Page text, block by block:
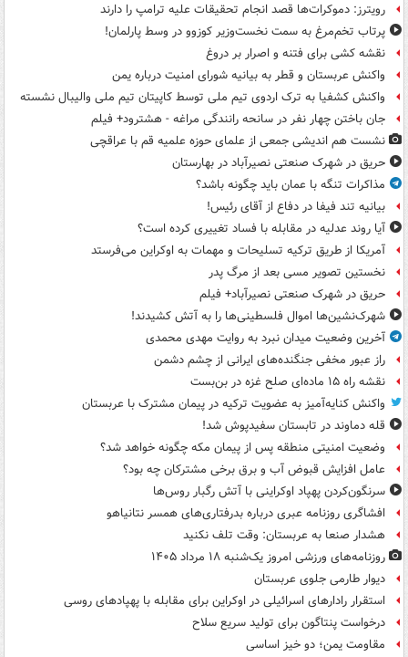
رویترز: دموکرات‌ها قصد انجام تحقیقات علیه ترامپ را دارند
پرتاب تخم‌مرغ به سمت نخست‌وزیر کوزوو در وسط پارلمان!
نقشه کشی برای فتنه و اصرار بر دروغ
واکنش عربستان و قطر به بیانیه شورای امنیت درباره یمن
واکنش کشفیا به ترک اردوی تیم ملی توسط کاپیتان تیم ملی والیبال نشسته
جان باختن چهار نفر در سانحه رانندگی مراغه - هشترود+ فیلم
نشست هم اندیشی جمعی از علمای حوزه علمیه قم با عراقچی
حریق در شهرک صنعتی نصیرآباد در بهارستان
مذاکرات تنگه با عمان باید چگونه باشد؟
بیانیه تند فیفا در دفاع از آقای رئیس!
آیا روند عدلیه در مقابله با فساد تغییری کرده است؟
آمریکا از طریق ترکیه تسلیحات و مهمات به اوکراین می‌فرستد
نخستین تصویر مسی بعد از مرگ پدر
حریق در شهرک صنعتی نصیرآباد+ فیلم
شهرک‌نشین‌ها اموال فلسطینی‌ها را به آتش کشیدند!
آخرین وضعیت میدان نبرد به روایت مهدی محمدی
راز عبور مخفی جنگنده‌های ایرانی از چشم دشمن
نقشه راه ۱۵ ماده‌ای صلح غزه در بن‌بست
واکنش کنایه‌آمیز به عضویت ترکیه در پیمان مشترک با عربستان
قله دماوند در تابستان سفیدپوش شد!
وضعیت امنیتی منطقه پس از پیمان مکه چگونه خواهد شد؟
عامل افزایش قبوض آب و برق برخی مشترکان چه بود؟
سرنگون‌کردن پهپاد اوکراینی با آتش رگبار روس‌ها
افشاگری روزنامه عبری درباره بدرفتاری‌های همسر نتانیاهو
هشدار صنعا به عربستان: وقت تلف نکنید
روزنامه‌های ورزشی امروز یک‌شنبه ۱۸ مرداد ۱۴۰۵
دیوار طارمی جلوی عربستان
استقرار رادارهای اسرائیلی در اوکراین برای مقابله با پهپادهای روسی
درخواست پنتاگون برای تولید سریع سلاح
مقاومت یمن؛ دو خیز اساسی